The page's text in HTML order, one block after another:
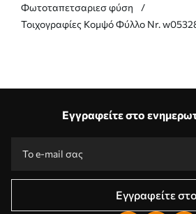
Φωτοταπετσαριεσ φύση
Τοιχογραφίες Κομψό Φύλλο Nr.
Εγγραφείτε στο
Εγγραφείτε στο